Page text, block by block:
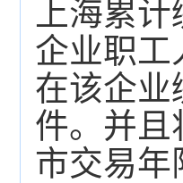
上海累
企业职工
在该企业
件。并且
市交易年